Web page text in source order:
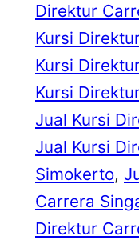
Direktur
Kursi
Kursi
Kursi
Jual Kursi
Jual Kursi
Simokerto,
Carrera
Direktur